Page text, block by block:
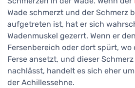
Wade schmerzt und der Schmerz
aufgetreten ist, hat er sich
Wadenmuskel gezerrt. Wenn er
Fersenbereich oder dort spürt, wo
Ferse ansetzt, und dieser
nachlässt, handelt es sich eher
der Achillessehne.